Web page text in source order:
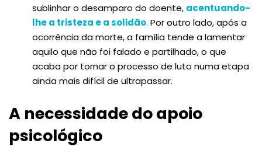
sublinhar o desamparo do doente, acentuando-
lhe a tristeza e a solidão. Por outro lado, após a
ocorrência da morte, a família tende a lamentar
aquilo que não foi falado e partilhado, o que
acaba por tornar o processo de luto numa etapa
ainda mais difícil de ultrapassar.
A necessidade do apoio
psicológico